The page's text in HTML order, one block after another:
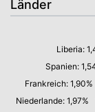
Länder
Niederlande: 1,97%
Frankreich: 1,90%
Spanien:
Liberia: